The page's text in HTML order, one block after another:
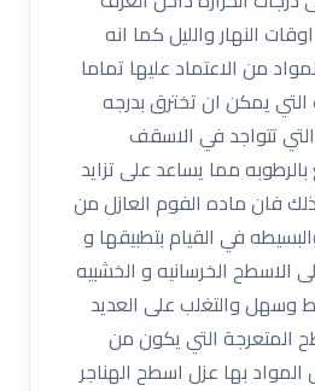
النهار والليل كما انه
من الاعتماد عليها تماما
يمكن ان تخترق بدرجه
تتواجد في الاسقف
مما يساعد على تزايد
فان ماده الفوم العازل من
في القيام بتطبيقها و
الخرسانيه و الخشبيه
وسهل والتغلب على العديد
المتعرجة التي يكون من
بها عزل اسطح الهناجر